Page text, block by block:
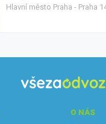
Hlavní město Praha - Praha
O NÁS